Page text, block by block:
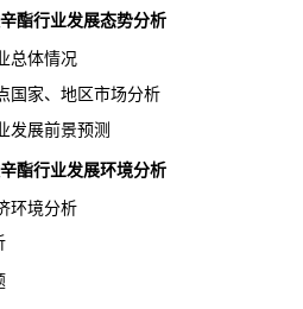
酯行业发展态势分析
总体情况
家、地区市场分析
发展前景预测
酯行业发展环境分析
环境分析